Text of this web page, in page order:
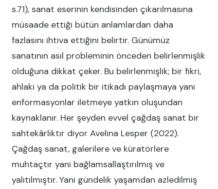
s.71), sanat eserinin kendisinden çıkarılmasına
müsaade ettiği bütün anlamlardan daha
fazlasını ihtiva ettiğini belirtir. Günümüz
sanatının asıl probleminin önceden belirlenmişlik
olduğuna dikkat çeker. Bu belirlenmişlik; bir fikri,
ahlaki ya da politik bir itikadı paylaşmaya yani
enformasyonlar iletmeye yatkın oluşundan
kaynaklanır. Her şeyden evvel çağdaş sanat bir
sahtekârlıktır diyor Avelina Lesper (2022).
Çağdaş sanat, galerilere ve küratörlere
muhtaçtır yani bağlamsallaştırılmış ve
yalıtılmıştır. Yani gündelik yaşamdan azledilmiş